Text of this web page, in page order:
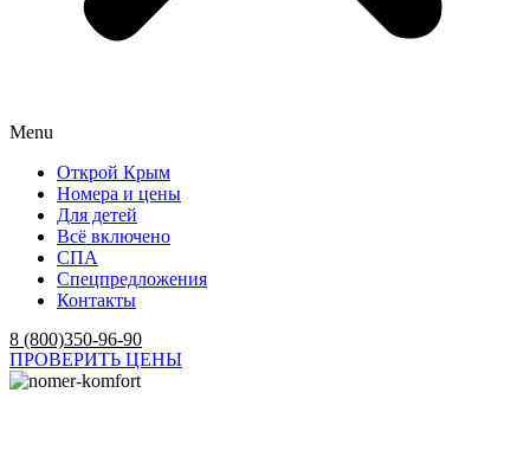
Menu
Открой Крым
Номера и цены
Для детей
Всё включено
СПА
Спецпредложения
Контакты
8 (800)350-96-90
ПРОВЕРИТЬ ЦЕНЫ